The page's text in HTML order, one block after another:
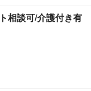
相談可/介護付き有